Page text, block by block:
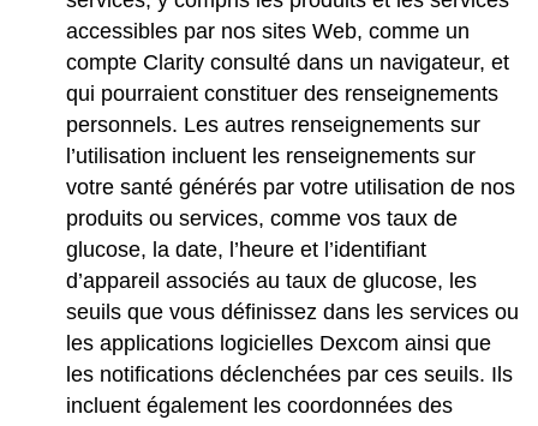
accessibles par nos sites Web, comme un
compte Clarity consulté dans un navigateur, et
qui pourraient constituer des renseignements
personnels. Les autres renseignements sur
l’utilisation incluent les renseignements sur
votre santé générés par votre utilisation de nos
produits ou services, comme vos taux de
glucose, la date, l’heure et l’identifiant
d’appareil associés au taux de glucose, les
seuils que vous définissez dans les services ou
les applications logicielles Dexcom ainsi que
les notifications déclenchées par ces seuils. Ils
incluent également les coordonnées des